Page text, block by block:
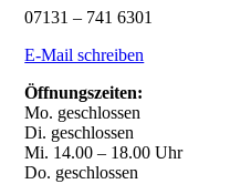
07131 – 741 6301
E-Mail schreiben
Öffnungszeiten:
Mo. geschlossen
Di. geschlossen
Mi. 14.00 – 18.00 Uhr
Do. geschlossen